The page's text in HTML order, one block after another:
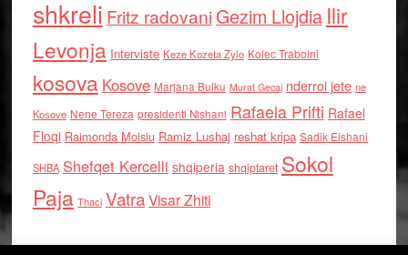
shkreli Fritz radovaniGezim Llojdia Ilir
Levonja Interviste Keze Kozeta Zylo Kolec Traboini
kosova Kosove Marjana Bulku Murat Gecaj nderroi jete ne
Kosove Nene Tereza presidenti Nishani Rafaela Prifti Rafael
Floqi Raimonda Moisiu Ramiz Lushaj reshat kripa Sadik Elshani
SHBA Shefqet Kercelli shqiperia shqiptaret Sokol
Paja Thaci VatraVisar Zhiti